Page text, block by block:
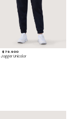
$ 79.900
Jogger Unicolor